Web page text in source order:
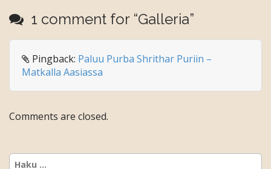
1 comment for “Galleria”
Pingback: Paluu Purba Shrithar Puriin –
Matkalla Aasiassa
Comments are closed.
Haku: